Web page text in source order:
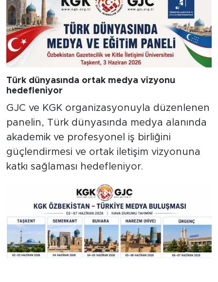
Türk dünyasında ortak medya vizyonu
hedefleniyor
GJC ve KGK organizasyonuyla düzenlenen
panelin, Türk dünyasında medya alanında
akademik ve profesyonel iş birliğini
güçlendirmesi ve ortak iletişim vizyonuna
katkı sağlaması hedefleniyor.